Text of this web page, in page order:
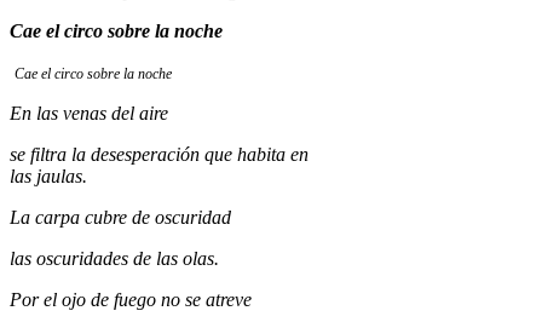
Cae el circo sobre la noche
Cae el circo sobre la noche
En las venas del aire
se filtra la desesperación que habita en
las jaulas.
La carpa cubre de oscuridad
las oscuridades de las olas.
Por el ojo de fuego no se atreve